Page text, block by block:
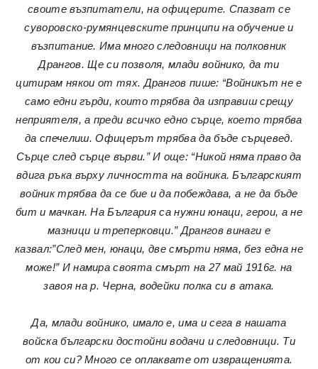
своите възпитатели, на офицерите. Спазват се
суворовско-румянцевските принципи на обучение и
възпитание. Има много следовници на полковник
Дрангов. Ще си позволя, млади войнико, да ти
цитирам някои от тях. Дрангов пише: “Войникът не е
само едни гърди, които трябва да изправиш срещу
неприятеля, а преди всичко едно сърце, което трябва
да спечелиш. Офицерът трябва да бъде сърцевед.
Сърце след сърце върви.” И още: “Никой няма право да
вдига ръка върху личността на войника. Българският
войник трябва да се бие и да побеждава, а не да бъде
бит и мачкан. На България са нужни юнаци, герои, а не
мазници и треперковци.” Дрангов винаги е
казвал:”След мен, юнаци, две смърти няма, без една не
може!” И намира своята смърт на 27 май 1916г. на
завоя на р. Черна, водейки полка си в атака.
Да, млади войнико, имало е, има и сега в нашата
войска български достойни водачи и следовници. Ти
от кои си? Много се оплаквате от извращенията.